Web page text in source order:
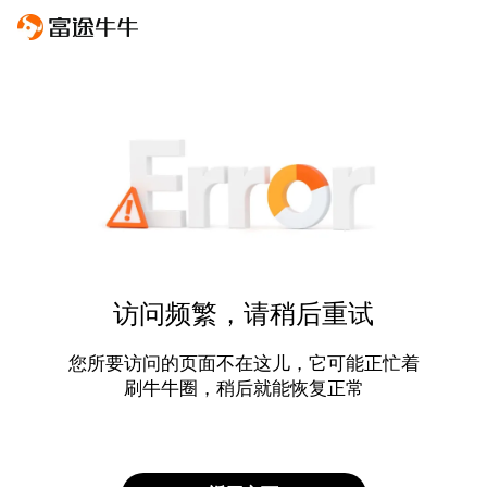
访问频繁，请稍后重试
您所要访问的页面不在这儿，它可能正忙着
刷牛牛圈，稍后就能恢复正常